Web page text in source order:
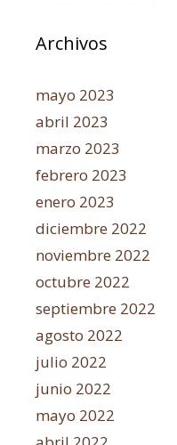
Archivos
mayo 2023
abril 2023
marzo 2023
febrero 2023
enero 2023
diciembre 2022
noviembre 2022
octubre 2022
septiembre 2022
agosto 2022
julio 2022
junio 2022
mayo 2022